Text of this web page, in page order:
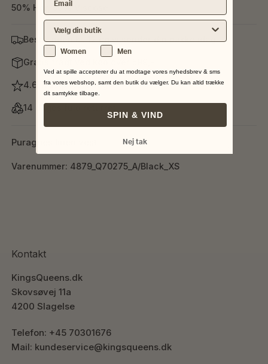
50% Hør, 50% Viscose
Bestil inden kl. 12 og vi sender din pakke idag
Gratis fragt ved køb over 599,-
4.6 Trustpilot rating
14 dages fuld returret
Puragnes linen vest
Varenummer: 4879_Q70275_A/Black_XS
Kontakt
KingsQueens.dk
Skovsøvej 11a
4200 Slagelse
Telefon: +45 70301676
Mail: kundeservice@kingsqueens.dk
Vælg din nærmeste butik
Køn Women Men
Ved at spille accepterer du at modtage vores nyhedsbrev & sms
fra vores webshop, samt den butik du vælger. Du kan altid trække
dit samtykke tilbage.
SPIN & VIND
Nej tak